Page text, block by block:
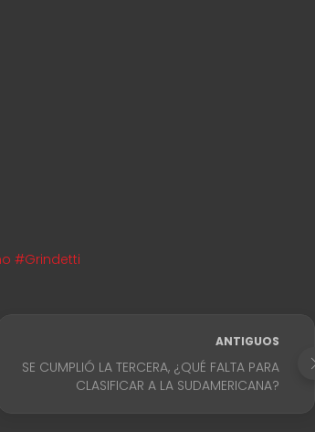
#Grindetti
ANTIGUOS
SE CUMPLIÓ LA TERCERA, ¿QUÉ FALTA PARA
CLASIFICAR A LA SUDAMERICANA?